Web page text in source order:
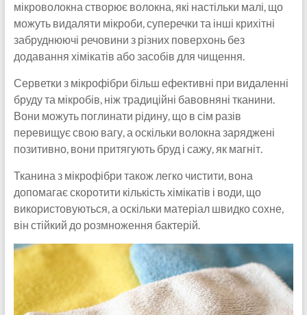
мікроволокна створює волокна, які настільки малі, що
можуть видаляти мікроби, суперечки та інші крихітні
забруднюючі речовини з різних поверхонь без
додавання хімікатів або засобів для чищення.
Серветки з мікрофібри більш ефективні при видаленні
бруду та мікробів, ніж традиційні бавовняні тканини.
Вони можуть поглинати рідину, що в сім разів
перевищує свою вагу, а оскільки волокна заряджені
позитивно, вони притягують бруд і сажу, як магніт.
Тканина з мікрофібри також легко чистити, вона
допомагає скоротити кількість хімікатів і води, що
використовуються, а оскільки матеріал швидко сохне,
він стійкий до розмноження бактерій.